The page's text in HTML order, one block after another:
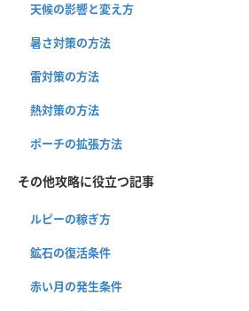
天候の影響と変え方
暑さ対策の方法
雷対策の方法
熱対策の方法
ポーチの拡張方法
その他攻略に役立つ記事
ルピーの稼ぎ方
鉱石の復活条件
赤い月の発生条件